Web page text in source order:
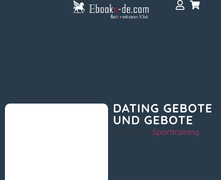
DATING GEBOTE
UND GEBOTE
Kategorie:Sporttraining